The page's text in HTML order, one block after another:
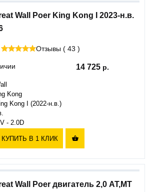
Wall Poer King Kong I 2023-н.в.
Отзывы ( 43 )
14 725
Kong
Kong I (2022-н.в.)
V - 2.0D
КУПИТЬ В 1 КЛИК 
Wall Poer двигатель 2,0 AT,MT